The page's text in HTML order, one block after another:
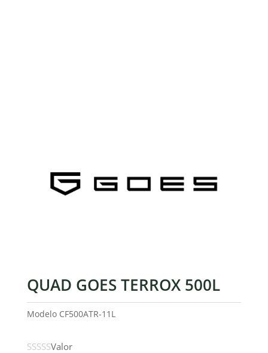
QUAD GOES TERROX 500L
Modelo CF500ATR-11L
Valor